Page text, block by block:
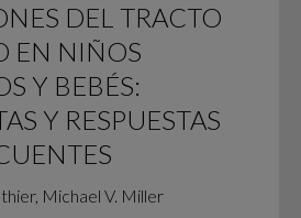
DEL TRACTO
EN NIÑOS
Y BEBÉS:
Y RESPUESTAS
Michael V. Miller